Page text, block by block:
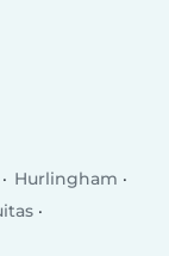
Hurlingham